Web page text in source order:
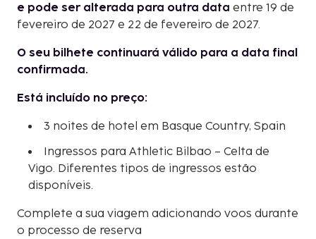
e pode ser alterada para outra data entre 19 de
fevereiro de 2027 e 22 de fevereiro de 2027.
O seu bilhete continuará válido para a data final
confirmada.
Está incluído no preço:
3 noites de hotel em Basque Country, Spain
Ingressos para Athletic Bilbao – Celta de
Vigo. Diferentes tipos de ingressos estão
disponíveis.
Complete a sua viagem adicionando voos durante
o processo de reserva